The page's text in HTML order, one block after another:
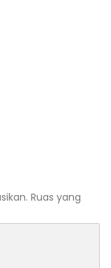
Ruas yang